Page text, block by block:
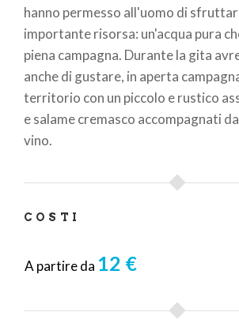
hanno permesso all'uomo di
importante risorsa: un'acqua pura
piena campagna. Durante la gita
anche di gustare, in aperta
territorio con un piccolo e rustico
e salame cremasco accompagnati
vino.
COSTI
A partire da 12 €